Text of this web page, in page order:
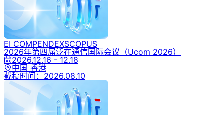
EI COMPENDEXSCOPUS
2026年第四届泛在通信国际会议 （Ucom 2026）
2026.12.16 - 12.18
中国 香港
截稿时间： 2026.08.10